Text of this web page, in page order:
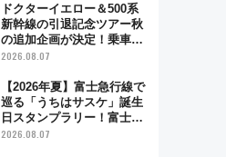
「島原鉄道」
ドクターイエロー＆500系
新幹線の引退記念ツアー秋
の追加企画が決定！乗車体
験やグッズ・ホテル情報ま
2026.08.07
【2026年夏】富士急行線で
巡る「うちはサスケ」誕生
日スタンプラリー！富士急
ハイランド限定グルメ＆グ
2026.08.07